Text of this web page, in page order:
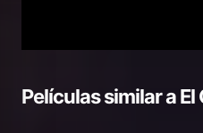
Películas similar aEl